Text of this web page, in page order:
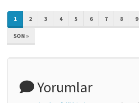
1 2 3 4 5 6 7 8 9
SON »
Yorumlar